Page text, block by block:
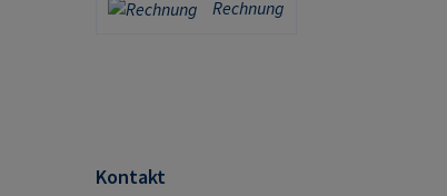
Rechnung
Kontakt